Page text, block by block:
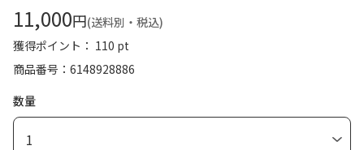
11,000円(送料別・税込)
獲得ポイント： 110 pt
商品番号
6148928886
数量
1